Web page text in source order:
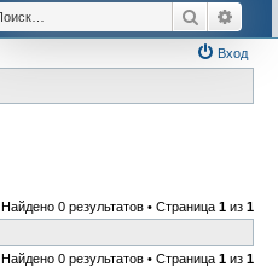
Поиск
Вход
Найдено 0 результатов • Страница 1 из 1
Найдено 0 результатов • Страница 1 из 1